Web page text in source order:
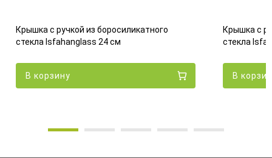
Крышка с ручкой из боросиликатного
стекла Isfahanglass 24 см
В корзину
Крышка с
стекла
В